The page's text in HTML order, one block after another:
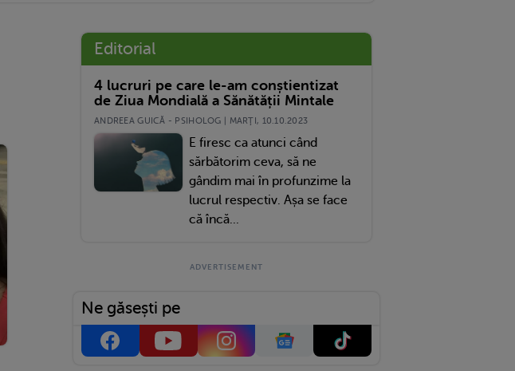
A Soluționat Misterul Morții Fratelui Său Din Urmă Cu Trei Ani
Editorial
4 lucruri pe care le-am conștientizat
de Ziua Mondială a Sănătății Mintale
ANDREEA GUICĂ - PSIHOLOG | MARŢI, 10.10.2023
E firesc ca atunci când
sărbătorim ceva, să ne
gândim mai în profunzime la
lucrul respectiv. Așa se face
că încă...
Ne găsești pe